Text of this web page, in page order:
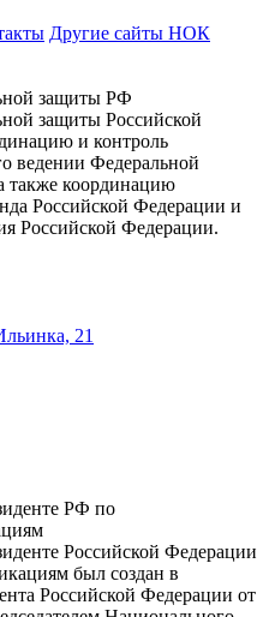
Другие сайты НОК
защиты РФ
защиты Российской
и контроль
ведении Федеральной
также координацию
Российской Федерации и
Российской Федерации.
21
РФ по
Российской Федерации
был создан в
Российской Федерации от